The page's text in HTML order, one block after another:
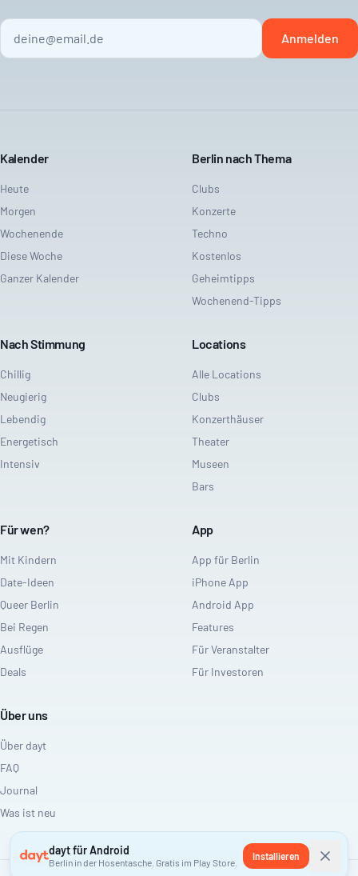
Anmelden
Kalender
Heute
Morgen
Wochenende
Diese Woche
Ganzer Kalender
Berlin nach Thema
Clubs
Konzerte
Techno
Kostenlos
Geheimtipps
Wochenend-Tipps
Nach Stimmung
Chillig
Neugierig
Lebendig
Energetisch
Intensiv
Locations
Alle Locations
Clubs
Konzerthäuser
Theater
Museen
Bars
Für wen?
Mit Kindern
Date-Ideen
Queer Berlin
Bei Regen
Ausflüge
Deals
App
App für Berlin
iPhone App
Android App
Features
Für Veranstalter
Für Investoren
Über uns
Über dayt
FAQ
Journal
Was ist neu
dayt für Android
Berlin in der Hosentasche. Gratis im Play Store.
Installieren